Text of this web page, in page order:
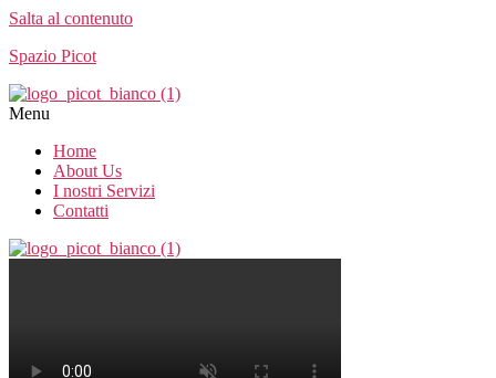
Salta al contenuto
Spazio Picot
Menu
Home
About Us
I nostri Servizi
Contatti